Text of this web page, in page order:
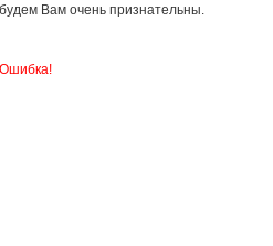
Вам очень признательны.
Ошибка!